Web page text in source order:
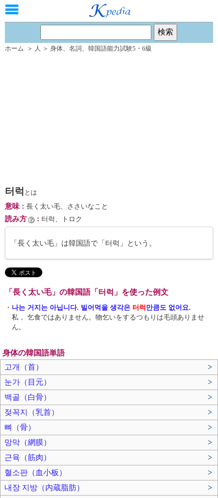
ホーム ＞ 人 ＞ 身体、 名詞 、 韓国語能力試験5・6級
터럭 とは
意味： 長く太い毛、ささいなこと
読み方 ： 터럭、トロク
「長く太い毛」は韓国語で「터럭」という。
「長く太い毛」の韓国語「터럭」を使った例文
・ 나는 거지는 아닙니다. 빌어먹을 생각은 터럭 만큼도 없어요.
私， 乞食ではありません。物乞いをするつもりは毛頭ありませ
ん。
身体の韓国語単語
고개（首）
>
눈가（目元）
>
백골（白骨）
>
젖꼭지（乳首）
>
뼈（骨）
>
망막（網膜）
>
근육（筋肉）
>
혈소판（血小板）
>
내장 지방（内蔵脂肪）
>